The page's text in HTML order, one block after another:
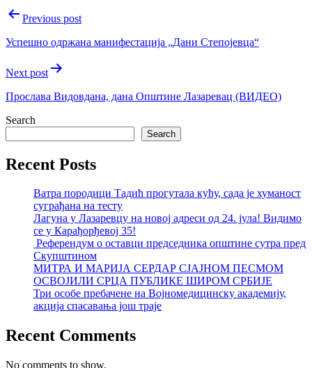
PostPrevious post
Успешно одржана манифестација „Дани Степојевца“
Next post
Прослава Видовдана, дана Општине Лазаревац (ВИДЕО)
Search
Search
Recent Posts
Ватра породици Тадић прогутала кућу, сада је хуманост
суграђана на тесту
Лагуна у Лазаревцу на новој адреси од 24. јула! Видимо
се у Карађорђевој 35!
Референдум о оставци председника општине сутра пред
Скупштином
МИТРА И МАРИЈА СЕРДАР СЈАЈНОМ ПЕСМОМ
ОСВОЈИЛИ СРЦА ПУБЛИКЕ ШИРОМ СРБИЈЕ
Три особе пребачене на Војномедицинску академију,
акција спасавања још траје
Recent Comments
No comments to show.